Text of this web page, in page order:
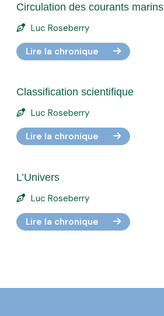
Circulation des courants marins
Luc Roseberry
Lire la chronique
Classification scientifique
Luc Roseberry
Lire la chronique
L’Univers
Luc Roseberry
Lire la chronique